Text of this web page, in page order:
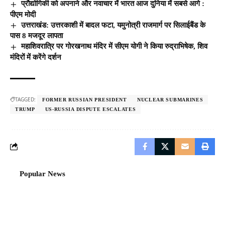
प्रौद्योगिकी को अपनाने और नवाचार में भारत आज दुनिया में सबसे आगे :
पीएम मोदी
उत्तराखंड: उत्तरकाशी में बादल फटा, यमुनोत्री राजमार्ग पर सिलाईबैंड के
पास 8 मजदूर लापता
महाशिवरात्रि पर गोरखनाथ मंदिर में सीएम योगी ने किया रुद्राभिषेक, शिव
मंदिरों में करेंगे दर्शन
TAGGED: FORMER RUSSIAN PRESIDENT
NUCLEAR SUBMARINES
TRUMP
US-RUSSIA DISPUTE ESCALATES
Popular News